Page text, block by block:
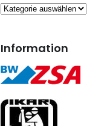
Kategorien
Information